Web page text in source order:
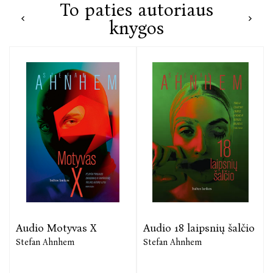
To paties autoriaus
knygos
Audio Motyvas X
Stefan Ahnhem
Audio 18 laipsnių šalčio
Stefan Ahnhem